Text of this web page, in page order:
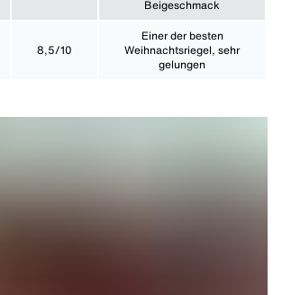
Beigeschmack
8,5/10
Einer der besten
Weihnachtsriegel, sehr
gelungen